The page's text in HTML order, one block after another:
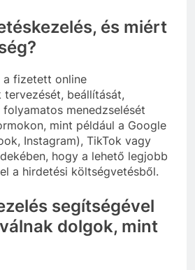
és miért
a fizetett online
tervezését, beállítását,
menedzselését
mint például a Google
Instagram), TikTok vagy
hogy a lehető legjobb
a hirdetési költségvetésből.
segítségével
dolgok, mint